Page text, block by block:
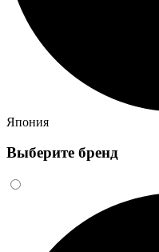
Япония
Выберите бренд